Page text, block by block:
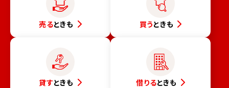
売るときも 買うときも
貸すときも 借りるときも